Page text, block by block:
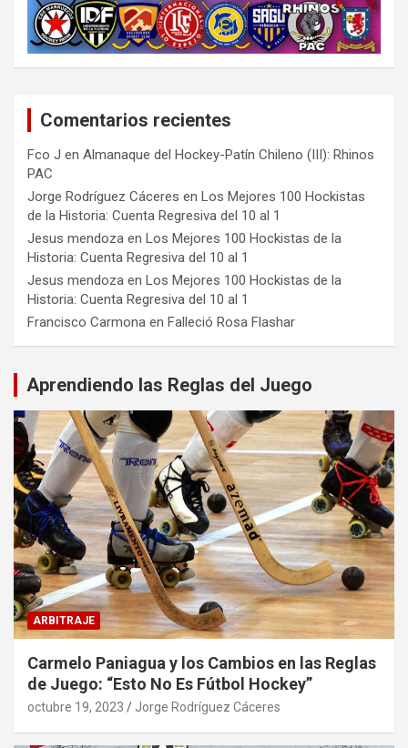
Comentarios recientes
Fco J en Almanaque del Hockey-Patín Chileno (III): Rhinos
PAC
Jorge Rodríguez Cáceres en Los Mejores 100 Hockistas
de la Historia: Cuenta Regresiva del 10 al 1
Jesus mendoza en Los Mejores 100 Hockistas de la
Historia: Cuenta Regresiva del 10 al 1
Jesus mendoza en Los Mejores 100 Hockistas de la
Historia: Cuenta Regresiva del 10 al 1
Francisco Carmona en Falleció Rosa Flashar
Aprendiendo las Reglas del Juego
ARBITRAJE
Carmelo Paniagua y los Cambios en las Reglas
de Juego: “Esto No Es Fútbol Hockey”
octubre 19, 2023 Jorge Rodríguez Cáceres